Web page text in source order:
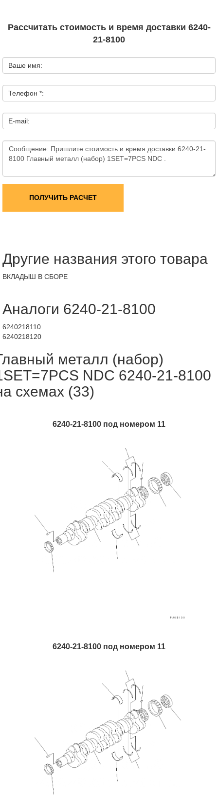
Рассчитать стоимость и время доставки 6240-
21-8100
Ваше имя:
Телефон *:
E-mail:
ПОЛУЧИТЬ РАСЧЕТ
Другие названия этого товара
ВКЛАДЫШ В СБОРЕ
Аналоги 6240-21-8100
6240218110
6240218120
металл (набор)
NDC 6240-21-8100
схемах (33)
6240-21-8100 под номером 11
6240-21-8100 под номером 11